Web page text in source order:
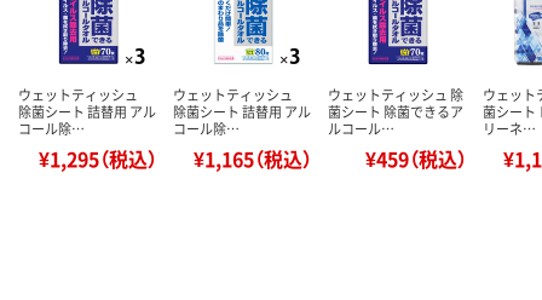
ウェットティッシュ
除菌シート 詰替用 アル
コール除…
¥1,295（税込）
ウェットティッシュ
除菌シート 詰替用 アル
コール除…
¥1,165（税込）
ウェットティッシュ 除
菌シート 除菌できるア
ルコール…
¥459（税込）
ウェット
菌シート
リーネ…